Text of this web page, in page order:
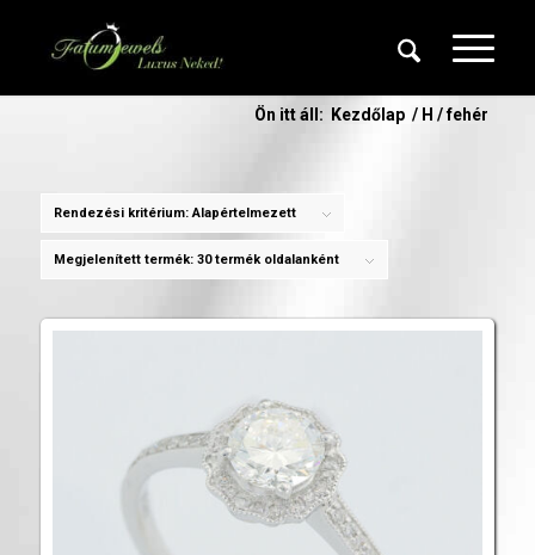
Ön itt áll: Kezdőlap / H / fehér
Rendezési kritérium:Alapértelmezett
Megjelenített termék: 30 termék oldalanként